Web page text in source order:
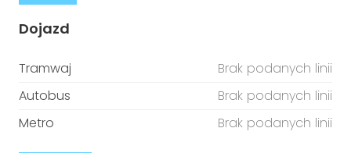
Dojazd
Tramwaj
Brak podanych linii
Autobus
Brak podanych linii
Metro
Brak podanych linii